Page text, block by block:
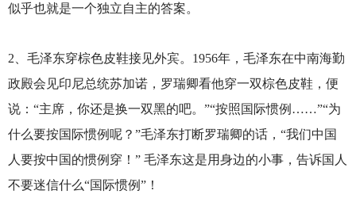
似乎也就是一个独立自主的答案。
2 、毛泽东穿棕色皮鞋接见外宾。1956年，毛泽东在中南海勤
政殿会见印尼总统苏加诺，罗瑞卿看他穿一双棕色皮鞋，便
说：“主席，你还是换一双黑的吧。”“按照国际惯例……”“为
什么要按国际惯例呢？”毛泽东打断罗瑞卿的话，“我们中国
人要按中国的惯例穿！” 毛泽东这是用身边的小事，告诉国人
不要迷信什么“国际惯例”！